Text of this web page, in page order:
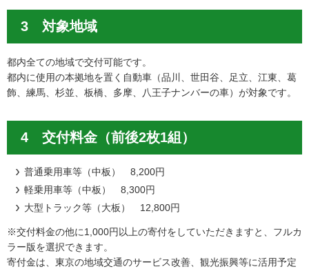
3 対象地域
都内全ての地域で交付可能です。
都内に使用の本拠地を置く自動車（品川、世田谷、足立、江東、葛
飾、練馬、杉並、板橋、多摩、八王子ナンバーの車）が対象です。
4 交付料金（前後2枚1組）
普通乗用車等（中板） 8,200円
軽乗用車等（中板） 8,300円
大型トラック等（大板） 12,800円
※交付料金の他に1,000円以上の寄付をしていただきますと、フルカ
ラー版を選択できます。
寄付金は、東京の地域交通のサービス改善、観光振興等に活用予定